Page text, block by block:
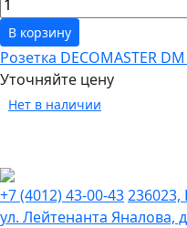
В корзину
Розетка DECOMASTER
Уточняйте цену
Нет в наличии
+7 (4012) 43-00-43236023,
ул. Лейтенанта Яналова,